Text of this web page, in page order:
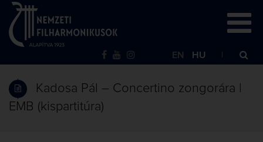
EN HU
Kadosa Pál – Concertino zongorára |
EMB (kispartitúra)